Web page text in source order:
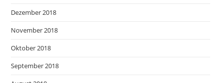
Dezember 2018
November 2018
Oktober 2018
September 2018